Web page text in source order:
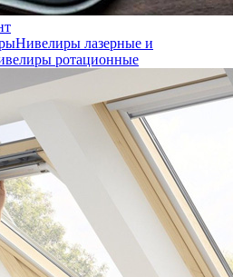
Нивелиры лазерные и
ротационные